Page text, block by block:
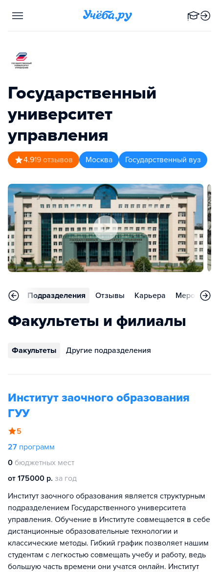
Государственный
университет
управления
4.919 отзывов Москва Государственный вуз
Подразделения Отзывы Карьера
Факультеты и филиалы
Факультеты Другие подразделения
Институт заочного образования
ГУУ
5
27 программ
0 бюджетных мест
от 175000 р. за год
Институт заочного образования является структурным
подразделением Государственного университета
управления. Обучение в Институте совмещается в себе
дистанционные образовательные технологии и
классические методы. Гибкий график позволяет нашим
студентам с легкостью совмещать учебу и работу, ведь
большую часть времени они учатся онлайн. Институт